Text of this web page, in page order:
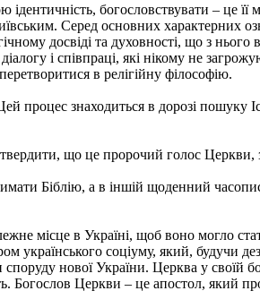
богословствувати – це
Серед основних характерних
досвіді та духовності, що з
і співпраці, які нікому не
в релігійну філософію.
процес знаходиться в дорозі
що це пророчий голос
Біблію, а в іншій щоденний
місце в Україні, щоб воно могло
соціуму, який, будучи
нової України. Церква у своїй
Богослов Церкви – це апостол,